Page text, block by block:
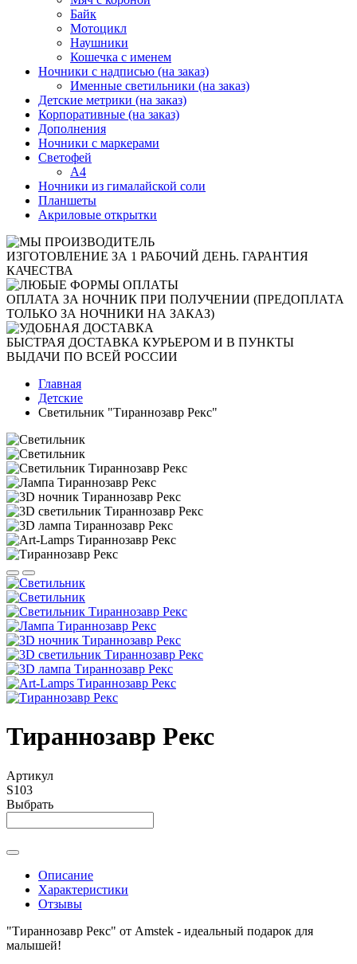
Байк
Мотоцикл
Наушники
Кошечка с именем
Ночники с надписью (на заказ)
Именные светильники (на заказ)
Детские метрики (на заказ)
Корпоративные (на заказ)
Дополнения
Ночники с маркерами
Светофей
А4
Ночники из гималайской соли
Планшеты
Акриловые открытки
ИЗГОТОВЛЕНИЕ ЗА 1 РАБОЧИЙ ДЕНЬ. ГАРАНТИЯ
КАЧЕСТВА
ОПЛАТА ЗА НОЧНИК ПРИ ПОЛУЧЕНИИ (ПРЕДОПЛАТА
ТОЛЬКО ЗА НОЧНИКИ НА ЗАКАЗ)
БЫСТРАЯ ДОСТАВКА КУРЬЕРОМ И В ПУНКТЫ
ВЫДАЧИ ПО ВСЕЙ РОССИИ
Главная
Детские
Светильник "Тираннозавр Рекс"
Тираннозавр Рекс
Артикул
S103
Выбрать
Описание
Характеристики
Отзывы
"Тираннозавр Рекс" от Amstek - идеальный подарок для
малышей!